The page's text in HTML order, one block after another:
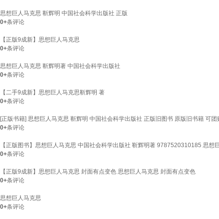
思想巨人马克思 靳辉明 中国社会科学出版社 正版
0+条评论
【正版9成新】思想巨人马克思
0+条评论
思想巨人马克思 靳辉明著 中国社会科学出版社
0+条评论
【二手9成新】思想巨人马克思靳辉明 著
0+条评论
[正版书籍] 思想巨人马克思 靳辉明 中国社会科学出版社 正版旧图书 原版旧书籍 可团
0+条评论
【正版图书】思想巨人马克思 中国社会科学出版社 靳辉明著 9787520310185 思想
0+条评论
【正版9成新】思想巨人马克思 封面有点变色 思想巨人马克思 封面有点变色
0+条评论
思想巨人马克思
0+条评论